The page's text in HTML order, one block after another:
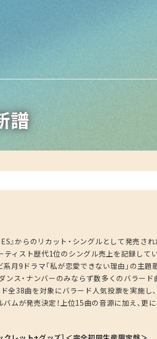
譜
』からのリカット・シングルとして発売され
ティスト歴代1位のシングル売上を記録して
系月9ドラマ「私が恋愛できない理由」の主題
ンス・ナンバーのみならず数多くのバラード
全38曲を対象にバラード人気投票を実施し
ムが発売決定！上位15曲の音源に加え、更に